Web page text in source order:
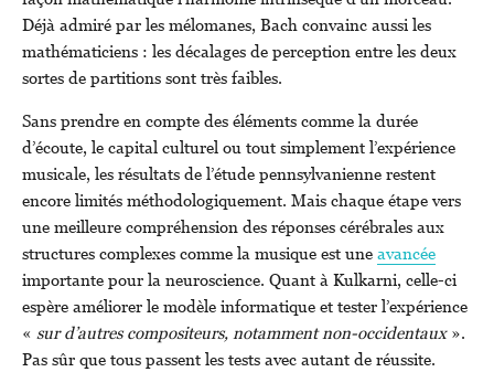
Déjà admiré par les mélomanes, Bach convainc aussi les
mathématiciens : les décalages de perception entre les deux
sortes de partitions sont très faibles.
Sans prendre en compte des éléments comme la durée
d’écoute, le capital culturel ou tout simplement l’expérience
musicale, les résultats de l’étude pennsylvanienne restent
encore limités méthodologiquement. Mais chaque étape vers
une meilleure compréhension des réponses cérébrales aux
structures complexes comme la musique est uneavancée
importante pour la neuroscience. Quant à Kulkarni, celle-ci
espère améliorer le modèle informatique et tester l’expérience
« sur d’autres compositeurs, notamment non-occidentaux».
Pas sûr que tous passent les tests avec autant de réussite.